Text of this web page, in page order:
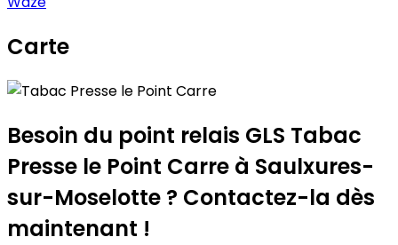
Carte
Tabac Presse le Point Carre
+
−
Besoin du point relais GLS Tabac
Presse le Point Carre à Saulxures-
sur-Moselotte ? Contactez-la dès
maintenant !